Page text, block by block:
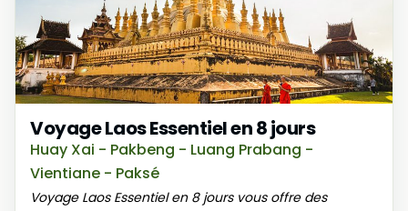
Voyage Laos Essentiel en 8 jours
Huay Xai - Pakbeng - Luang Prabang -
Vientiane - Paksé
Voyage Laos Essentiel en 8 jours vous offre des